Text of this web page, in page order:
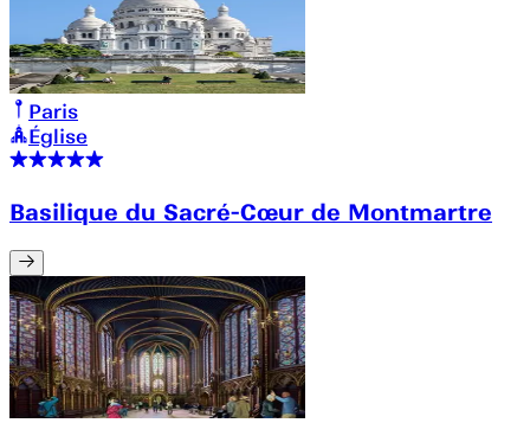
Paris
Église
Basilique du Sacré-Cœur de Montmartre